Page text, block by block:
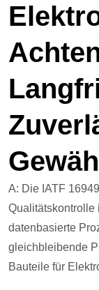
A: Die IATF
Qualitätskontrolle
datenbasierte
gleichbleibende
Bauteile für